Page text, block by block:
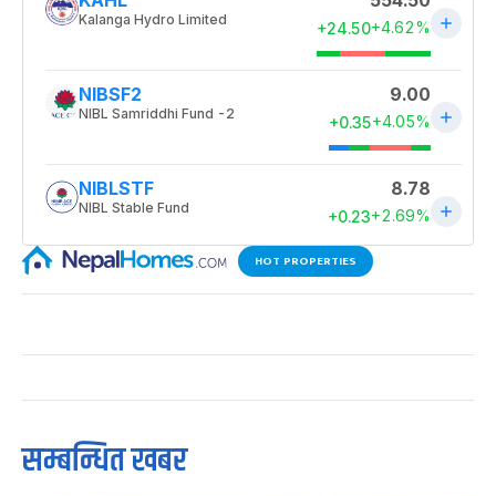
HOT PROPERTIES
सम्बन्धित खबर